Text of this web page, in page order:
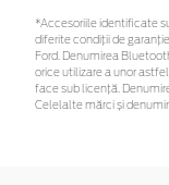
*Accesoriile identificate
diferite condiții de
Ford. Denumirea
orice utilizare a unor
face sub licență.
Celelalte mărci și